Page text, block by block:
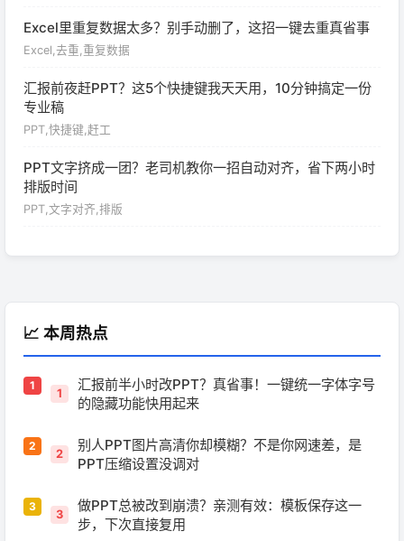
Excel里重复数据太多？别手动删了，这招一键去重真省事
Excel,去重,重复数据
汇报前夜赶PPT？这5个快捷键我天天用，10分钟搞定一份
专业稿
PPT,快捷键,赶工
PPT文字挤成一团？老司机教你一招自动对齐，省下两小时
排版时间
PPT,文字对齐,排版
📈 本周热点
1
汇报前半小时改PPT？真省事！一键统一字体字号
的隐藏功能快用起来
2
别人PPT图片高清你却模糊？不是你网速差，是
PPT压缩设置没调对
3
做PPT总被改到崩溃？亲测有效：模板保存这一
步，下次直接复用